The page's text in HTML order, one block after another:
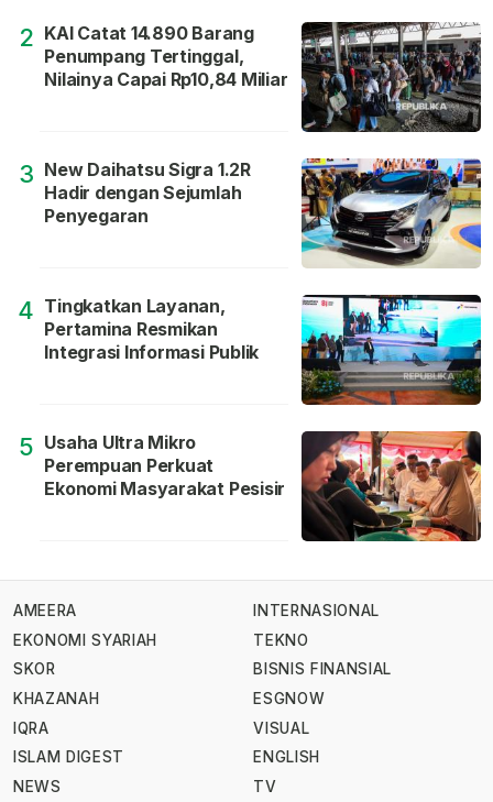
2 KAI Catat 14.890 Barang
Penumpang Tertinggal,
Nilainya Capai Rp10,84 Miliar
3 New Daihatsu Sigra 1.2R
Hadir dengan Sejumlah
Penyegaran
4 Tingkatkan Layanan,
Pertamina Resmikan
Integrasi Informasi Publik
5 Usaha Ultra Mikro
Perempuan Perkuat
Ekonomi Masyarakat Pesisir
AMEERA
EKONOMI SYARIAH
SKOR
KHAZANAH
IQRA
ISLAM DIGEST
NEWS
INTERNASIONAL
TEKNO
BISNIS FINANSIAL
ESGNOW
VISUAL
ENGLISH
TV